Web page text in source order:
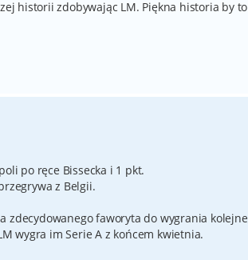
historii zdobywając LM. Piękna historia by to
po ręce Bissecka i 1 pkt.
z Belgii.
zdecydowanego faworyta do wygrania
wygra im Serie A z końcem kwietnia.